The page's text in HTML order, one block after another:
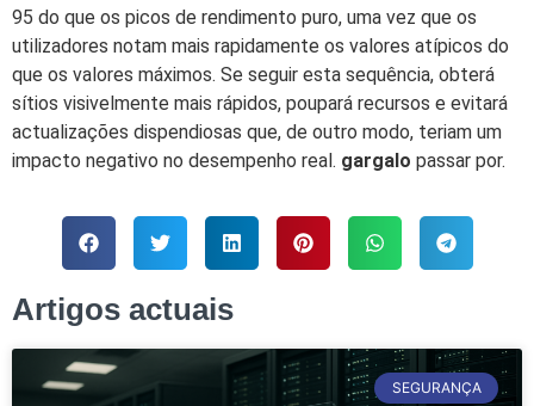
95 do que os picos de rendimento puro, uma vez que os
utilizadores notam mais rapidamente os valores atípicos do
que os valores máximos. Se seguir esta sequência, obterá
sítios visivelmente mais rápidos, poupará recursos e evitará
actualizações dispendiosas que, de outro modo, teriam um
impacto negativo no desempenho real. gargalo passar por.
Artigos actuais
SEGURANÇA